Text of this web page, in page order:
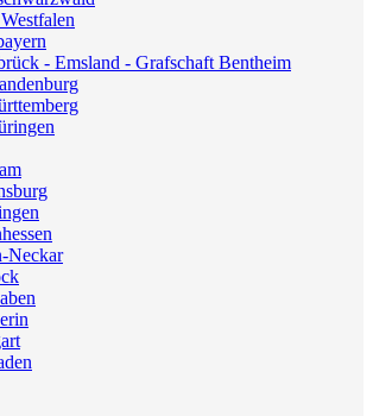
- Emsland - Grafschaft Bentheim
Neckar